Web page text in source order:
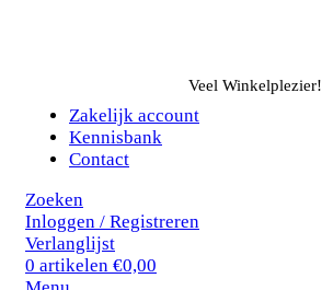
Veel Winkelplezier!
Zakelijk account
Kennisbank
Contact
Zoeken
Inloggen / Registreren
Verlanglijst
0 artikelen €0,00